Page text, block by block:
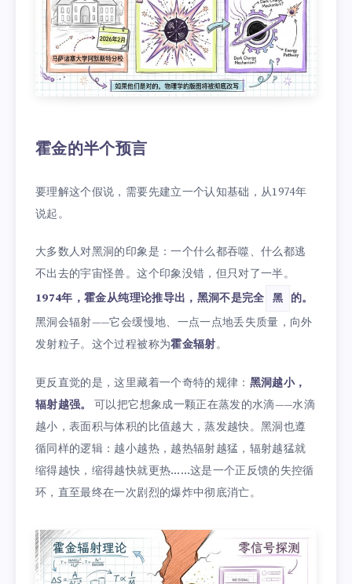
霍金的半个预言
要理解这个假说，需要先建立一个认知基础，从1974年
说起。
大多数人对黑洞的印象是：一个什么都吞噬、什么都逃
不出去的宇宙怪兽。这个印象没错，但只对了一半。
1974年，霍金从纯理论推导出，黑洞不是完全
黑
的。
黑洞会辐射——它会缓慢地、一点一点地丢失质量，向外
发射粒子。这个过程被称为霍金辐射。
更反直觉的是，这里藏着一个奇特的规律： 黑洞越小，
辐射越强。
可以把它想象成一颗正在蒸发的水滴——水滴
越小，表面积与体积的比值越大，蒸发越快。黑洞也遵
循同样的逻辑：越小越热，越热辐射越猛，辐射越猛就
缩得越快，缩得越快就更热……这是一个正反馈的失控循
环，直至最终在一次剧烈的爆炸中彻底消亡。